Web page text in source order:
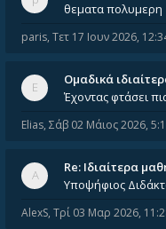
θεματα πολυμερη
paris, Τετ 17 Ιουν 2026,
Ομαδικά
Elias, Σάβ 02 Μάιος 2026,
Re: Ιδιαίτερα
AlexS, Τρί 03 Μαρ 2026,